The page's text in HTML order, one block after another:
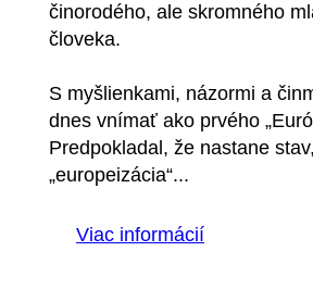
činorodého, ale skromného
človeka.
S myšlienkami, názormi a
dnes vnímať ako prvého
Predpokladal, že nastane
„europeizácia“...
Viac informácií